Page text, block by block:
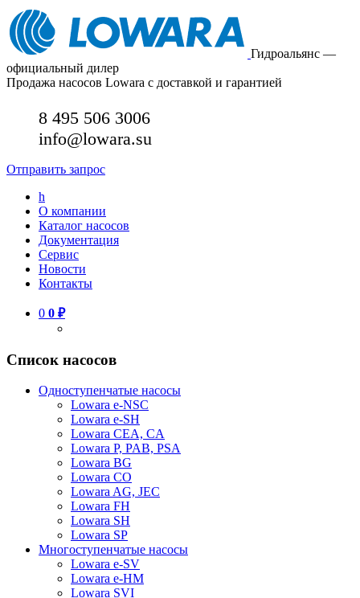
Гидроальянс —
официальный дилер
Продажа насосов Lowara с доставкой и гарантией
8 495 506 3006
info@lowara.su
Отправить запрос
h
О компании
Каталог насосов
Документация
Сервис
Новости
Контакты
0 0 ₽
Список насосов
Одноступенчатые насосы
Lowara e-NSC
Lowara e-SH
Lowara CEA, CA
Lowara P, PAB, PSA
Lowara BG
Lowara CO
Lowara AG, JEC
Lowara FH
Lowara SH
Lowara SP
Многоступенчатые насосы
Lowara e-SV
Lowara e-HM
Lowara SVI